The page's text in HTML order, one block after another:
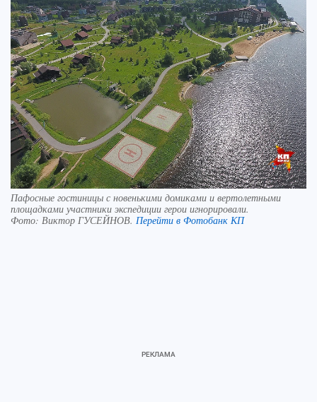
Пафосные гостиницы с новенькими домиками и вертолетными
площадками участники экспедиции герои игнорировали.
Фото: Виктор ГУСЕЙНОВ. Перейти в Фотобанк КП